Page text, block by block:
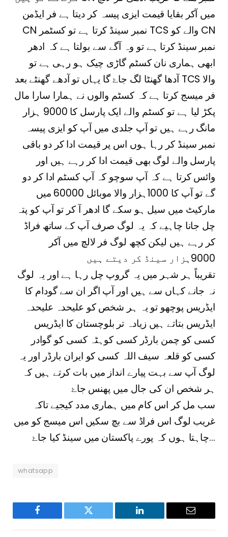
میں آکر بقایا قیمت ایزی پیسہ کر دیتا ہے فر ایڈمن
CN نمبر سینڈ کرتا ہے تو کسٹمر TCS والے کو CN
نمبر سینڈ کرتا ہے تو وہ آگے سے بولتا ہے کہ ادھر
ابھی ہماری نان کسٹم گاڑی چیک ہو رہی ہے تو
آدھا گھنٹا لگ جاۓ گا یہاں تو آدھے گھنٹے بعد TCS والا
فر میسج کرتا ہے کہ کسٹم والوں نے ہمارا سارا مال
پکڑ لیا ہے تو کسٹم والے ایک پارسل کا 9000 ہزار
مانگ رہے ہیں تو آپ جلدی میں آپ کو ایزی پیسہ
نمبر سینڈ کر رہا ہوں اس پر قیمت ادا کر دو باقی
پارسل والے لوگ بھی قیمت ادا کر رہے ہیں اور
وائس کرتا ہے کہ آپ سوچو کہ آپ کسٹم ادا کر دو
گے تو آپ کا 1000ہزار والا موبائل 60000 میں
مارکیٹ میں سیل ہو سکے گا ادھر آ کر تو آپ کو پتہ
چل جانا چاہیے کہ یہ لوگ صرف آپ کے ساتھ فراڈ
کر رہے ہیں لیکن کچھ لوگ فر لالچ میں آکر
9000ہزار سینڈ کر دیتے ہیں
تقریباً ہر شہر میں یہ گروپ چل رہا ہے اور یہ لوگ
نہ جانے کہاں سے ہیں اور آپ اگر ان سے گودام کا
ایڈریس پوچھو تو یہ ہر شخص کو علیحدہ علیحدہ
ایڈریس بتاتے ہیں زیادہ تر بلوچستان کا ایڈریس
کسی کو چمن بارڈر کسی کوہٹہ کسی کو گوادر
کسی کو قلعہ سیف اللہ کسی کو ایران بارڈر اور یہ
لوگ آپ سے بہت پیارے انداز میں بات کرتے ہیں کہ
ہر شخص ان کی جال میں پھنس جاۓ
سب مل کر اس کام میں ہماری مدد کیجیے تاکہ
غریب لوگ اس فراڈ سے بچ سکیں اس میسج کو میں
چاہتا ہوں کہ پورے پاکستان میں سینڈ کیا جاۓ…
whatsapp
Facebook Twitter LinkedIn Email